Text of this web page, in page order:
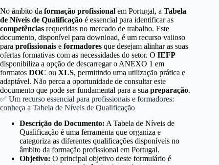
No âmbito da formação profissional em Portugal, a Tabela
de Níveis de Qualificação é essencial para identificar as
competências requeridas no mercado de trabalho. Este
documento, disponível para download, é um recurso valioso
para profissionais e formadores que desejam alinhar as suas
ofertas formativas com as necessidades do setor. O IEFP
disponibiliza a opção de descarregar o ANEXO 1 em
formatos DOC ou XLS, permitindo uma utilização prática e
adaptável. Não perca a oportunidade de consultar este
documento que pode ser fundamental para a sua preparação.
✅ Um recurso essencial para profissionais e formadores:
conheça a Tabela de Níveis de Qualificação
Descrição do Documento: A Tabela de Níveis de
Qualificação é uma ferramenta que organiza e
categoriza as diferentes qualificações disponíveis no
âmbito da formação profissional em Portugal.
Objetivo: O principal objetivo deste formulário é